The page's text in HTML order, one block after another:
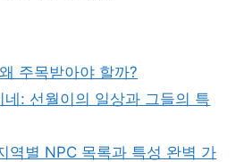
주목받아야 할까?
네: 선월이의 일상과 그들의 특
역별 NPC 목록과 특성 완벽 가